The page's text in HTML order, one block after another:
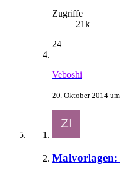
Zugriffe
21k
24
Veboshi
20. Oktober 2014
Malvorlagen: